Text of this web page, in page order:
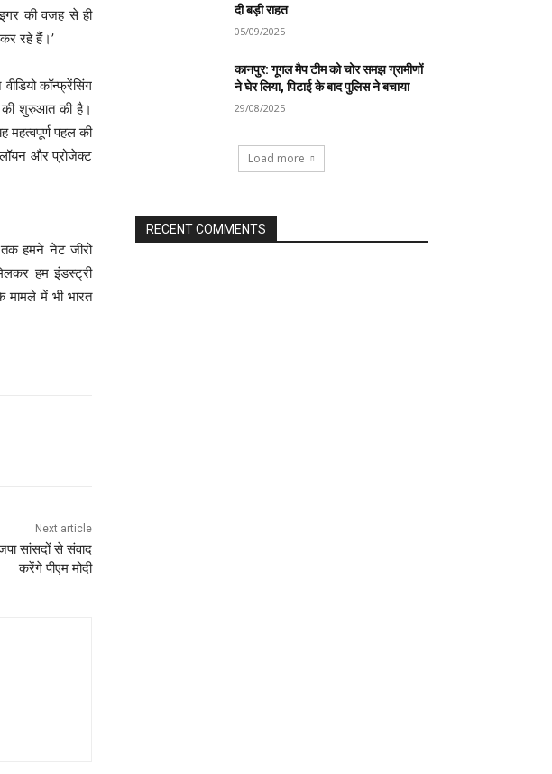
की वजह से ही
रहे हैं।’
कॉन्फ्रेंसिंग
की शुरुआत की है।
महत्वपूर्ण पहल की
और प्रोजेक्ट
तक हमने नेट जीरो
हम इंडस्ट्री
मामले में भी भारत
Next article
सांसदों से संवाद
करेंगे पीएम मोदी
दी बड़ी राहत
05/09/2025
कानपुर: गूगल मैप टीम को चोर समझ ग्रामीणों
ने घेर लिया, पिटाई के बाद पुलिस ने बचाया
29/08/2025
Load more
RECENT COMMENTS